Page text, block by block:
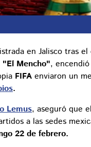
en Jalisco tras
"El Mencho",
FIFA enviaron un
.
Lemus, aseguró que
a las sedes
22 de febrero.